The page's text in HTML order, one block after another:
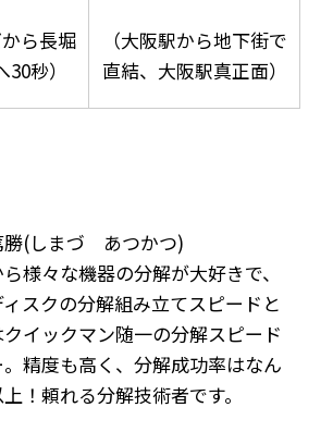
から長堀
秒）
（大阪駅から地下街で
直結、大阪駅真正面）
(しまづ あつかつ)
様々な機器の分解が大好きで、
スクの分解組み立てスピードと
イックマン随一の分解スピード
精度も高く、分解成功率はなん
！頼れる分解技術者です。